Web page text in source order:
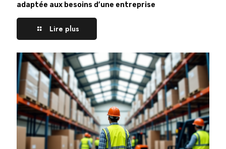
adaptée aux besoins d’une entreprise
Lire plus